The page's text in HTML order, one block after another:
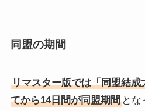
同盟の期間
リマスター版では「同盟結
てから14日間が同盟期間とな